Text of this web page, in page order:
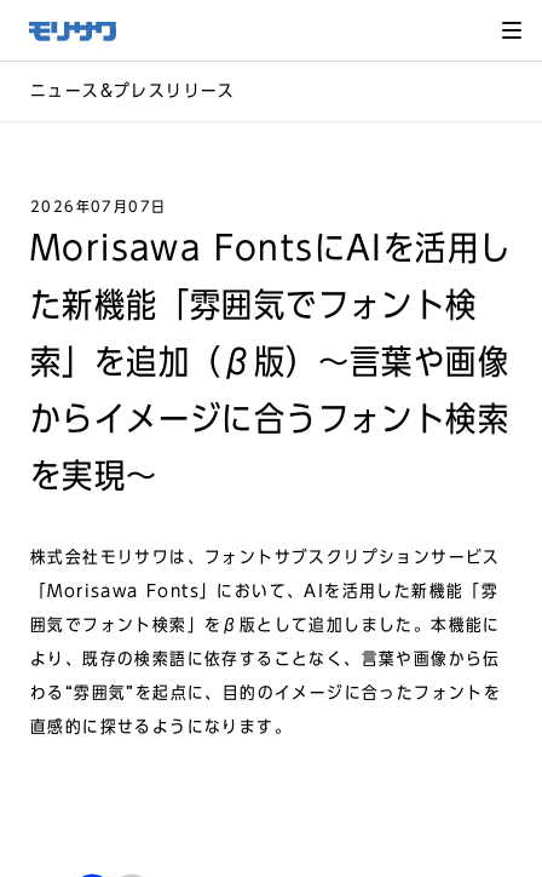
メ
ニュー
飛ばし
へ移動
ニュース&プレスリリース
2026年07月07日
Morisawa FontsにAIを活用し
た新機能「雰囲気でフォント検
索」を追加（β版）〜言葉や画像
からイメージに合うフォント検索
を実現〜
株式会社モリサワは、フォントサブスクリプションサービス
「Morisawa Fonts」において、AIを活用した新機能「雰
囲気でフォント検索」をβ版として追加しました。本機能に
より、既存の検索語に依存することなく、言葉や画像から伝
わる“雰囲気”を起点に、目的のイメージに合ったフォントを
直感的に探せるようになります。